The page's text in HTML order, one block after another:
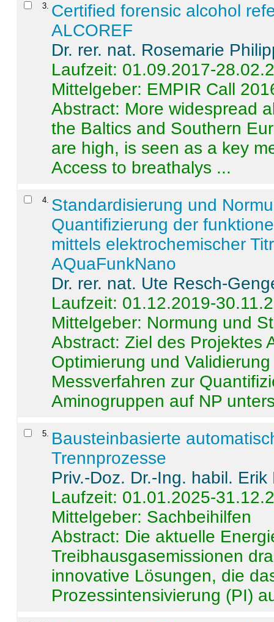
3 Certified forensic alcohol
ALCOREF
Dr. rer. nat. Rosemarie
Laufzeit: 01.09.2017-
Mittelgeber: EMPIR Call
Abstract: More widespread
the Baltics and Southern
are high, is seen as a key
Access to breathalys ...
4 Standardisierung und
Quantifizierung der
mittels elektrochemischer
AQuaFunkNano
Dr. rer. nat. Ute Resch-
Laufzeit: 01.12.2019-
Mittelgeber: Normung und
Abstract:Ziel des Projektes
Optimierung und
Messverfahren zur
Aminogruppen auf NP
5
Bausteinbasierte
Trennprozesse
Priv.-Doz. Dr.-Ing. habil. Erik
Laufzeit: 01.01.2025-
Mittelgeber: Sachbeihilfen
Abstract: Die aktuelle
Treibhausgasemissionen
innovative Lösungen, die
Prozessintensivierung (PI)